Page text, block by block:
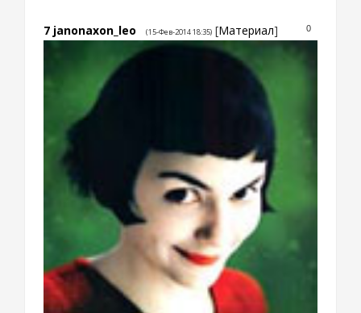
0
7 janonaxon_leo (15-Фев-2014 18:35) [Материал]